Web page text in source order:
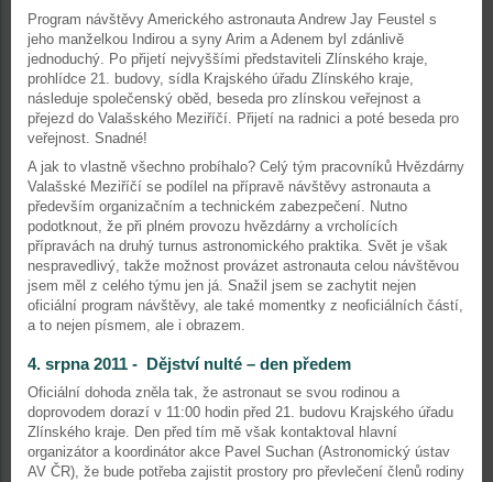
Program návštěvy Amerického astronauta Andrew Jay Feustel s
jeho manželkou Indirou a syny Arim a Adenem byl zdánlivě
jednoduchý. Po přijetí nejvyššími představiteli Zlínského kraje,
prohlídce 21. budovy, sídla Krajského úřadu Zlínského kraje,
následuje společenský oběd, beseda pro zlínskou veřejnost a
přejezd do Valašského Meziříčí. Přijetí na radnici a poté beseda pro
veřejnost. Snadné!
A jak to vlastně všechno probíhalo? Celý tým pracovníků Hvězdárny
Valašské Meziříčí se podílel na přípravě návštěvy astronauta a
především organizačním a technickém zabezpečení. Nutno
podotknout, že při plném provozu hvězdárny a vrcholících
přípravách na druhý turnus astronomického praktika. Svět je však
nespravedlivý, takže možnost provázet astronauta celou návštěvou
jsem měl z celého týmu jen já. Snažil jsem se zachytit nejen
oficiální program návštěvy, ale také momentky z neoficiálních částí,
a to nejen písmem, ale i obrazem.
4. srpna 2011 - Dějství nulté – den předem
Oficiální dohoda zněla tak, že astronaut se svou rodinou a
doprovodem dorazí v 11:00 hodin před 21. budovu Krajského úřadu
Zlínského kraje. Den před tím mě však kontaktoval hlavní
organizátor a koordinátor akce Pavel Suchan (Astronomický ústav
AV ČR), že bude potřeba zajistit prostory pro převlečení členů rodiny